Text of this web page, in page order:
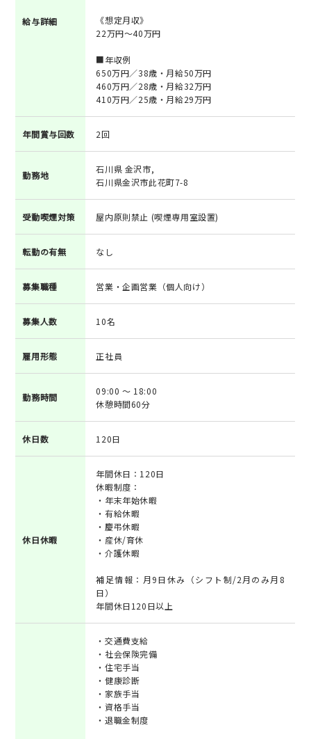
給与詳細
《想定月収》
22万円～40万円
■年収例
650万円／38歳・月給50万円
460万円／28歳・月給32万円
410万円／25歳・月給29万円
年間賞与回数 2回
勤務地
石川県 金沢市,
石川県金沢市此花町7-8
受動喫煙対策 屋内原則禁止 (喫煙専用室設置)
転勤の有無 なし
募集職種 営業・企画営業（個人向け）
募集人数 10名
雇用形態 正社員
勤務時間
09:00 ～ 18:00
休憩時間60分
休日数 120日
休日休暇
年間休日：120日
休暇制度：
・年末年始休暇
・有給休暇
・慶弔休暇
・産休/育休
・介護休暇
補足情報：月9日休み（シフト制/2月のみ月8
日）
年間休日120日以上
・交通費支給
・社会保険完備
・住宅手当
・健康診断
・家族手当
・資格手当
・退職金制度